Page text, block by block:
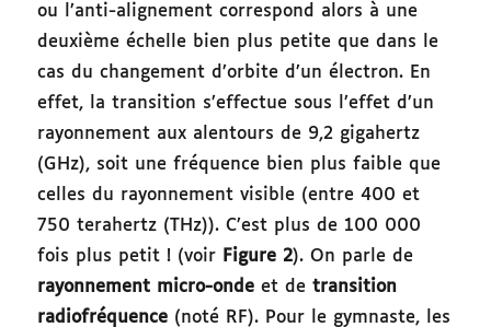
ou l’anti-alignement correspond alors à une
deuxième échelle bien plus petite que dans le
cas du changement d’orbite d’un électron. En
effet, la transition s’effectue sous l’effet d’un
rayonnement aux alentours de 9,2 gigahertz
(GHz), soit une fréquence bien plus faible que
celles du rayonnement visible (entre 400 et
750 terahertz (THz)). C’est plus de 100 000
fois plus petit ! (voir Figure 2). On parle de
rayonnement micro-onde et detransition
radiofréquence (noté RF). Pour le gymnaste, les